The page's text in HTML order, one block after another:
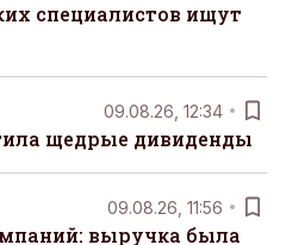
специалистов ищут
09.08.26, 12:34
щедрые дивиденды
09.08.26, 11:56
выручка была